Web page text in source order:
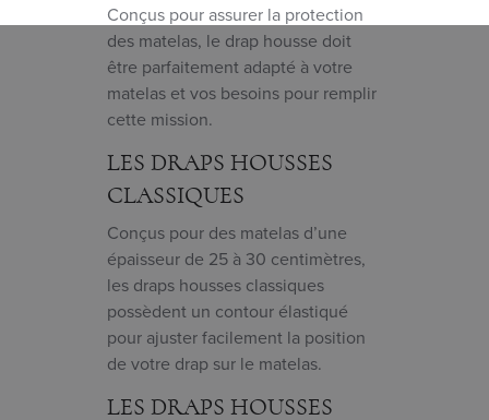
Conçus pour assurer la protection
des matelas, le drap housse doit
être parfaitement adapté à votre
matelas et vos besoins pour remplir
cette mission.
LES DRAPS HOUSSES
CLASSIQUES
Conçus pour des matelas d’une
épaisseur de 25 à 30 centimètres,
les draps housses classiques
possèdent un contour élastiqué
pour ajuster facilement la position
de votre drap sur le matelas.
LES DRAPS HOUSSES